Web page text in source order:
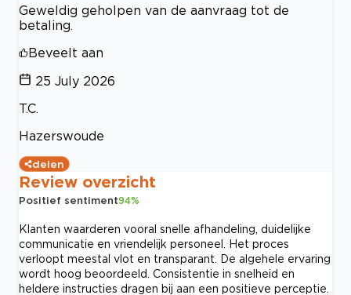
Geweldig geholpen van de aanvraag tot de
betaling.
Beveelt aan
25 July 2026
T.C.
Hazerswoude
delen
Review overzicht
Positief sentiment94%
Klanten waarderen vooral snelle afhandeling, duidelijke
communicatie en vriendelijk personeel. Het proces
verloopt meestal vlot en transparant. De algehele ervaring
wordt hoog beoordeeld. Consistentie in snelheid en
heldere instructies dragen bij aan een positieve perceptie.